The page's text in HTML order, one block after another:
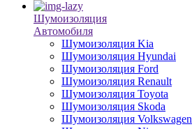
Шумоизоляция
Автомобиля
Шумоизоляция Kia
Шумоизоляция Hyundai
Шумоизоляция Ford
Шумоизоляция Renault
Шумоизоляция Toyota
Шумоизоляция Skoda
Шумоизоляция Volkswagen